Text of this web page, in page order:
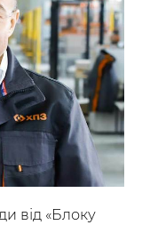
від «Блоку